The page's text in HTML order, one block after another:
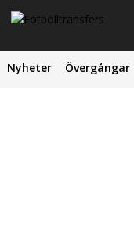
Nyheter Övergångar